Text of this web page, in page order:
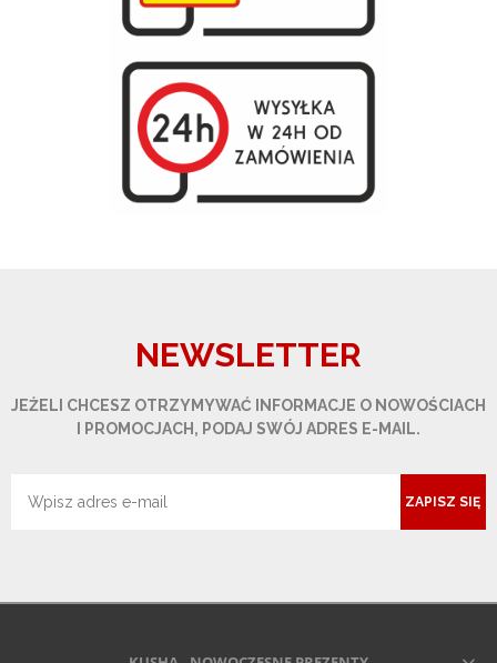
NEWSLETTER
JEŻELI CHCESZ OTRZYMYWAĆ INFORMACJE O NOWOŚCIACH
I PROMOCJACH, PODAJ SWÓJ ADRES E-MAIL.
ZAPISZ SIĘ